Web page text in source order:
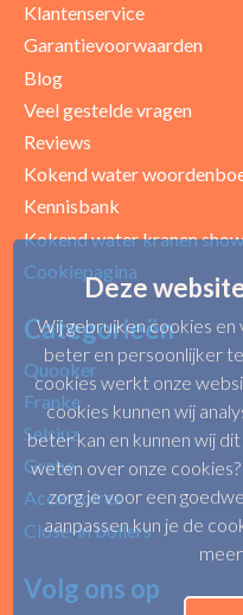
Klantenservice
Garantievoorwaarden
Blog
Veel gestelde vragen
Reviews
Kokend water
Kennisbank
Kokend water kranen
Cookiepagina
Categorieën
Quooker
Franke
Selsiuz
Grohe
Accessoires
Close-in boilers
Volg ons op
Deze
Wij gebruiken cookies
beter en persoonlijker
cookies werkt onze
cookies kunnen wij
beter kan en kunnen wij
weten over onze
zorg je voor een
aanpassen kun je de